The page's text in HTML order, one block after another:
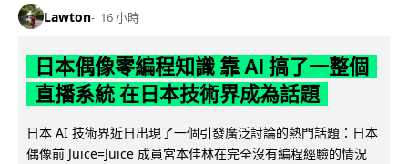
Lawton 16 小時
日本偶像零編程知識 靠 AI 搞了一整個
直播系統 在日本技術界成為話題
日本 AI 技術界近日出現了一個引發廣泛討論的熱門話題：日本
偶像前 Juice=Juice 成員宮本佳林在完全沒有編程經驗的情況